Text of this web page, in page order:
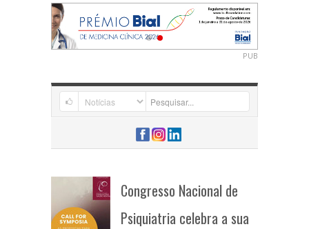
PUB
Congresso Nacional de
Psiquiatria celebra a sua